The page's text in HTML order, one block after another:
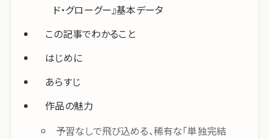
ド・グローグー』基本データ
この記事でわかること
はじめに
あらすじ
作品の魅力
予習なしで飛び込める、稀有な「単独完結